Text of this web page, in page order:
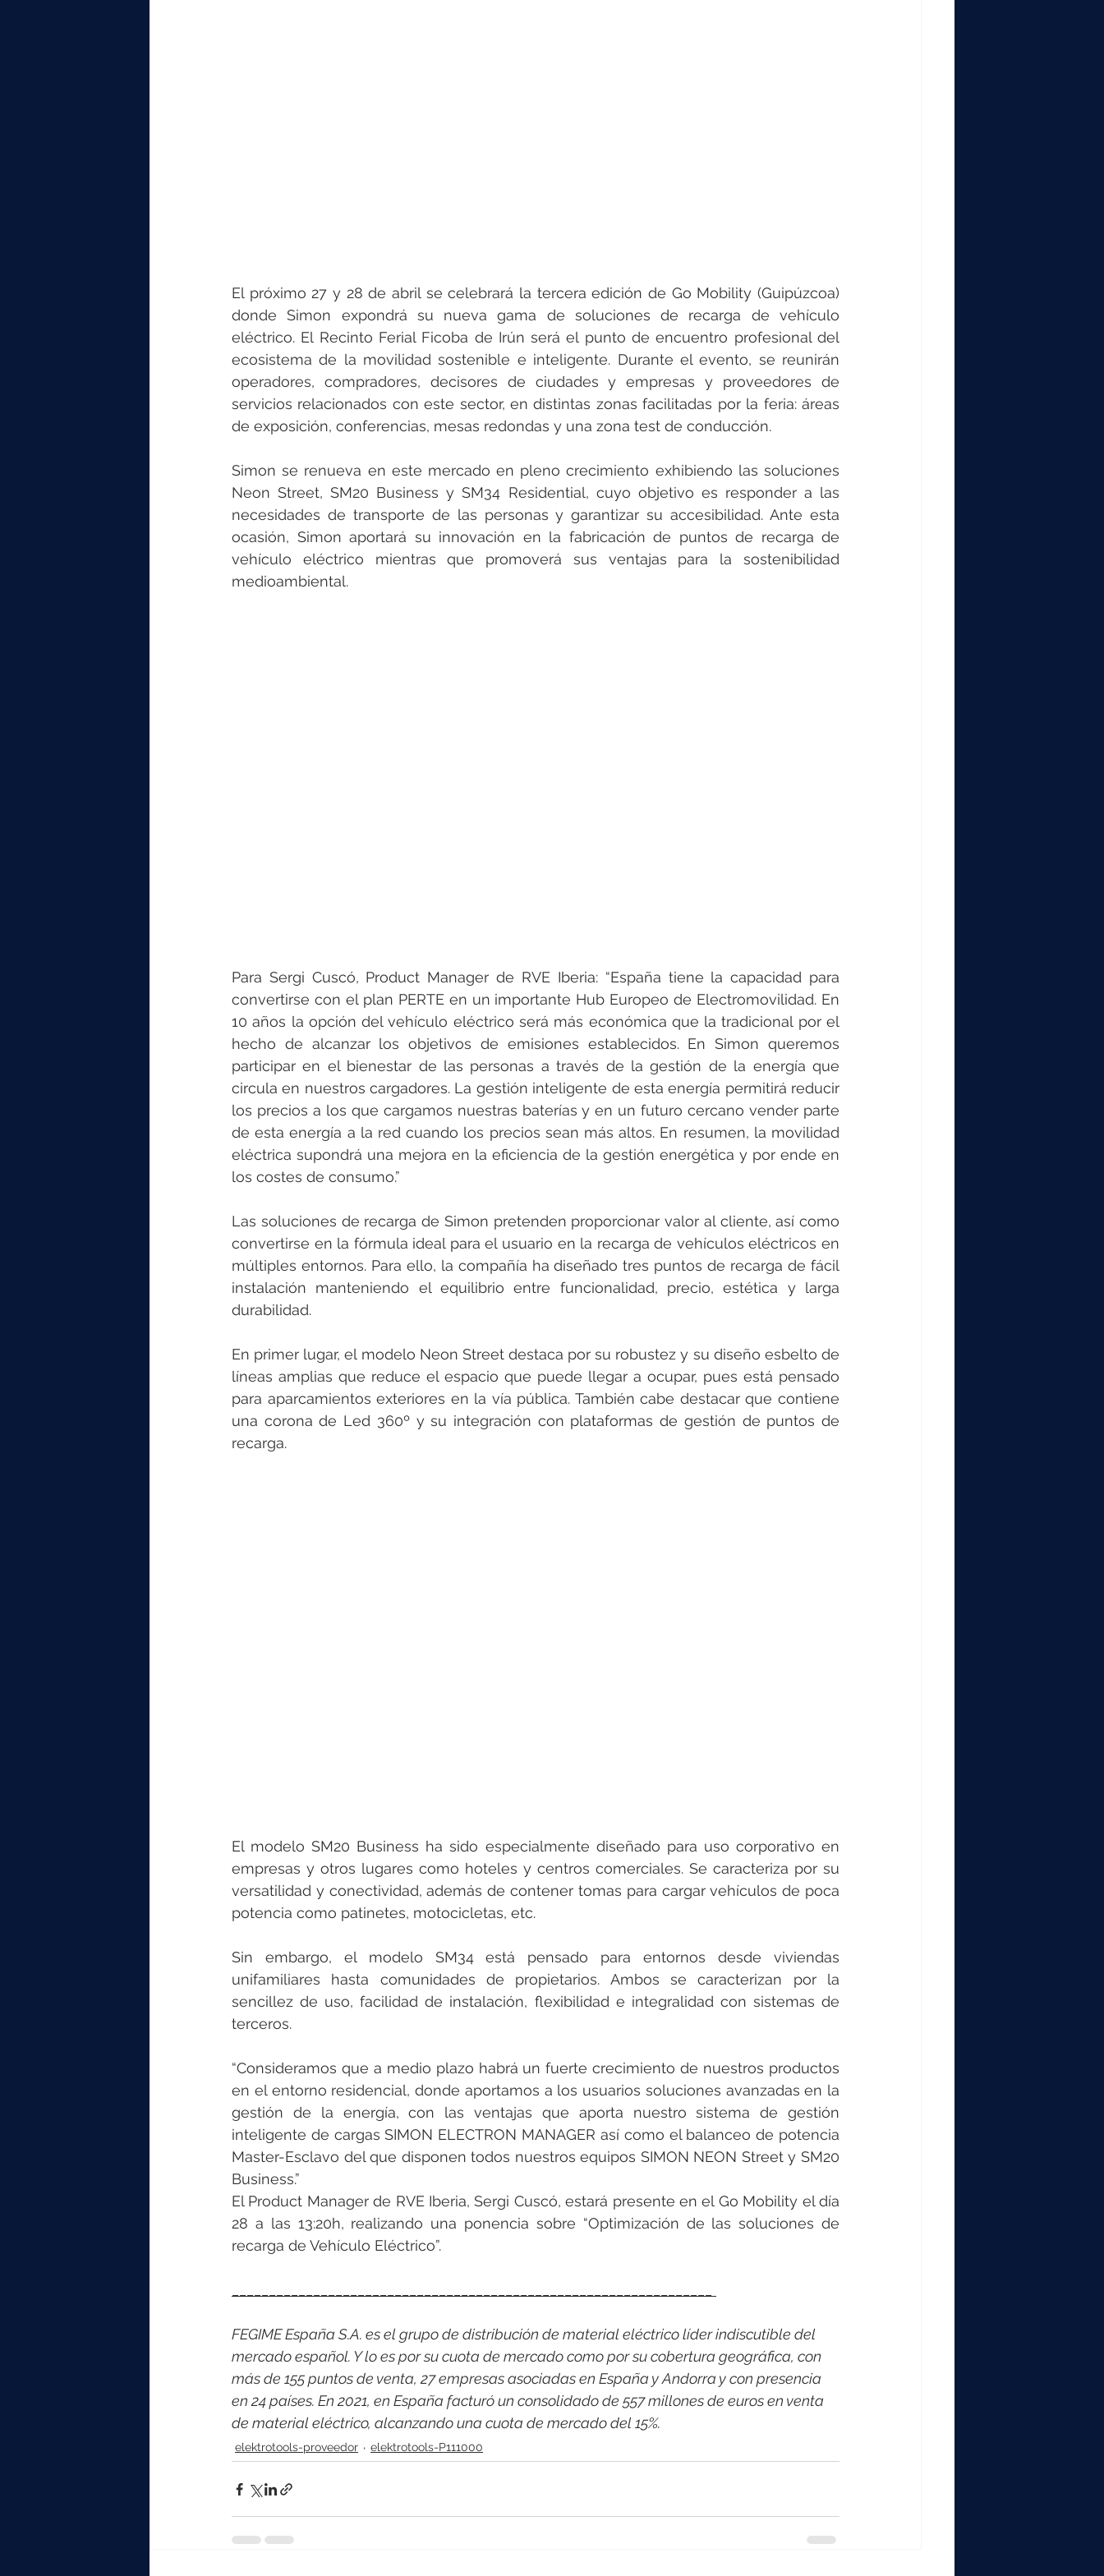
El próximo 27 y 28 de abril se celebrará la tercera edición de Go Mobility (Guipúzcoa)
donde Simon expondrá su nueva gama de soluciones de recarga de vehículo
eléctrico. El Recinto Ferial Ficoba de Irún será el punto de encuentro profesional del
ecosistema de la movilidad sostenible e inteligente. Durante el evento, se reunirán
operadores, compradores, decisores de ciudades y empresas y proveedores de
servicios relacionados con este sector, en distintas zonas facilitadas por la feria: áreas
de exposición, conferencias, mesas redondas y una zona test de conducción.
Simon se renueva en este mercado en pleno crecimiento exhibiendo las soluciones
Neon Street, SM20 Business y SM34 Residential, cuyo objetivo es responder a las
necesidades de transporte de las personas y garantizar su accesibilidad. Ante esta
ocasión, Simon aportará su innovación en la fabricación de puntos de recarga de
vehículo eléctrico mientras que promoverá sus ventajas para la sostenibilidad
medioambiental.
Para Sergi Cuscó, Product Manager de RVE Iberia: “España tiene la capacidad para
convertirse con el plan PERTE en un importante Hub Europeo de Electromovilidad. En
10 años la opción del vehículo eléctrico será más económica que la tradicional por el
hecho de alcanzar los objetivos de emisiones establecidos. En Simon queremos
participar en el bienestar de las personas a través de la gestión de la energía que
circula en nuestros cargadores. La gestión inteligente de esta energía permitirá reducir
los precios a los que cargamos nuestras baterías y en un futuro cercano vender parte
de esta energía a la red cuando los precios sean más altos. En resumen, la movilidad
eléctrica supondrá una mejora en la eficiencia de la gestión energética y por ende en
los costes de consumo.”
Las soluciones de recarga de Simon pretenden proporcionar valor al cliente, así como
convertirse en la fórmula ideal para el usuario en la recarga de vehículos eléctricos en
múltiples entornos. Para ello, la compañía ha diseñado tres puntos de recarga de fácil
instalación manteniendo el equilibrio entre funcionalidad, precio, estética y larga
durabilidad.
En primer lugar, el modelo Neon Street destaca por su robustez y su diseño esbelto de
líneas amplias que reduce el espacio que puede llegar a ocupar, pues está pensado
para aparcamientos exteriores en la vía pública. También cabe destacar que contiene
una corona de Led 360º y su integración con plataformas de gestión de puntos de
recarga.
El modelo SM20 Business ha sido especialmente diseñado para uso corporativo en
empresas y otros lugares como hoteles y centros comerciales. Se caracteriza por su
versatilidad y conectividad, además de contener tomas para cargar vehículos de poca
potencia como patinetes, motocicletas, etc.
Sin embargo, el modelo SM34 está pensado para entornos desde viviendas
unifamiliares hasta comunidades de propietarios. Ambos se caracterizan por la
sencillez de uso, facilidad de instalación, flexibilidad e integralidad con sistemas de
terceros.
“Consideramos que a medio plazo habrá un fuerte crecimiento de nuestros productos
en el entorno residencial, donde aportamos a los usuarios soluciones avanzadas en la
gestión de la energía, con las ventajas que aporta nuestro sistema de gestión
inteligente de cargas SIMON ELECTRON MANAGER así como el balanceo de potencia
Master-Esclavo del que disponen todos nuestros equipos SIMON NEON Street y SM20
Business.”
El Product Manager de RVE Iberia, Sergi Cuscó, estará presente en el Go Mobility el día
28 a las 13:20h, realizando una ponencia sobre “Optimización de las soluciones de
recarga de Vehículo Eléctrico”.
FEGIME España S.A. es el grupo de distribución de material eléctrico líder indiscutible del
mercado español. Y lo es por su cuota de mercado como por su cobertura geográfica, con
más de 155 puntos de venta, 27 empresas asociadas en España y Andorra y con presencia
en 24 países. En 2021, en España facturó un consolidado de 557 millones de euros en venta
de material eléctrico, alcanzando una cuota de mercado del 15%.
elektrotools-proveedor elektrotools-P111000